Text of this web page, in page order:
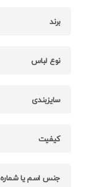
برند
نوع لباس
سایزبندی
کیفیت
جنس اسم یا شماره